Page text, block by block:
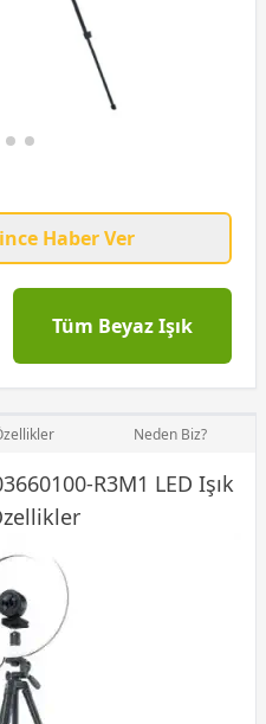
Haber Ver
Tüm Beyaz Işık
Neden Biz?
R3M1 LED Işık